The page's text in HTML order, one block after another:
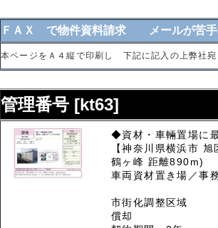
ＦＡＸ で物件資料請求 メールが苦手
本ページをＡ４縦で印刷し 下記に記入の上弊
管理番号 [kt63]
◆資材・車輛置場に
【神奈川県横浜市
鶴ヶ峰 距離890m)
車両資材置き場／事
市街化調整区域
償却